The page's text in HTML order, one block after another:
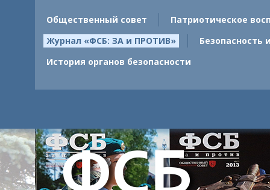
Общественный совет
Патриотическое
Журнал «ФСБ: ЗА и ПРОТИВ»
Безопасность
История органов безопасности